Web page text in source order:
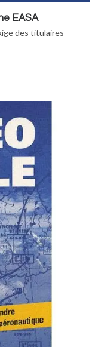
EASA
des titulaires